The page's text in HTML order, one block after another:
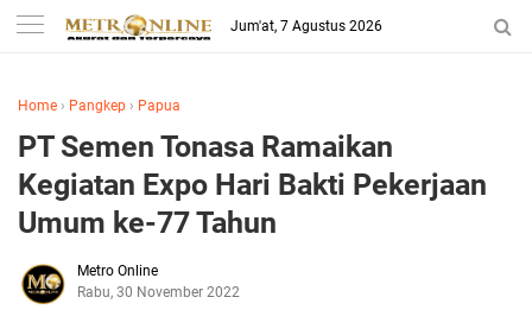
Jum'at, 7 Agustus 2026
Home › Pangkep › Papua
PT Semen Tonasa Ramaikan
Kegiatan Expo Hari Bakti Pekerjaan
Umum ke-77 Tahun
Metro Online
Rabu, 30 November 2022